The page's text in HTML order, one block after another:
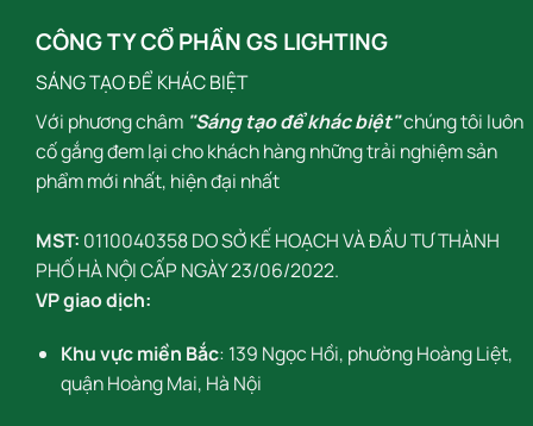
CÔNG TY CỔ PHẦN GS LIGHTING
SÁNG TẠO ĐỂ KHÁC BIỆT
Với phương châm "Sáng tạo để khác biệt"chúng tôi luôn
cố gắng đem lại cho khách hàng những trải nghiệm sản
phẩm mới nhất, hiện đại nhất
MST: 0110040358 DO SỞ KẾ HOẠCH VÀ ĐẦU TƯ THÀNH
PHỐ HÀ NỘI CẤP NGÀY 23/06/2022.
VP giao dịch:
Khu vực miền Bắc: 139 Ngọc Hồi, phường Hoàng Liệt,
quận Hoàng Mai, Hà Nội